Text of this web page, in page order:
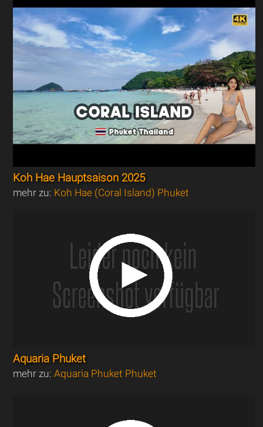
Koh Hae Hauptsaison 2025
mehr zu: Koh Hae (Coral Island) Phuket
Aquaria Phuket
mehr zu:Aquaria Phuket Phuket